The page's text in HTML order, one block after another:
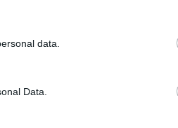
data.
Data.
Oliver a